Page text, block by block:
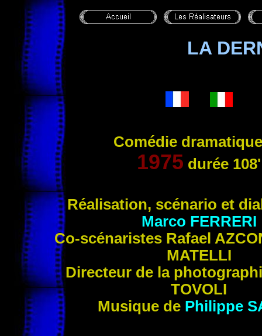
LA
Comédie
1975 durée 108'
Réalisation, scénario et
Marco FERRERI
Co-scénaristes Rafael
MATELLI
Directeur de la
TOVOLI
Musique de Philippe